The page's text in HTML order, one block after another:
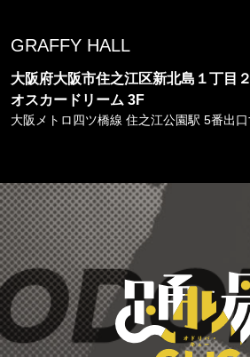
GRAFFY HALL
大阪府大阪市住之江区新北島１丁目
オスカードリーム 3F
大阪メトロ四ツ橋線 住之江公園駅 5番出